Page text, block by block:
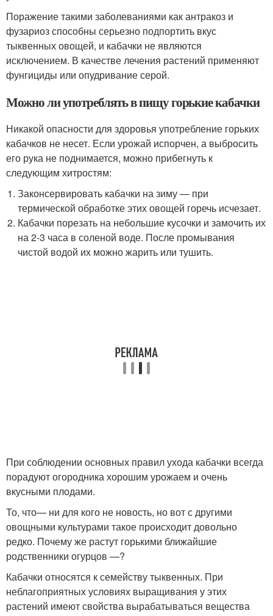
Поражение такими заболеваниями как антракоз и
фузариоз способны серьезно подпортить вкус
тыквенных овощей, и кабачки не являются
исключением. В качестве лечения растений применяют
фунгициды или опудривание серой.
Можно ли употреблять в пищу горькие кабачки
Никакой опасности для здоровья употребление горьких
кабачков не несет. Если урожай испорчен, а выбросить
его рука не поднимается, можно прибегнуть к
следующим хитростям:
Законсервировать кабачки на зиму — при
термической обработке этих овощей горечь исчезает.
Кабачки порезать на небольшие кусочки и замочить их
на 2-3 часа в соленой воде. После промывания
чистой водой их можно жарить или тушить.
При соблюдении основных правил ухода кабачки всегда
порадуют огородника хорошим урожаем и очень
вкусными плодами.
То, что— ни для кого не новость, но вот с другими
овощными культурами такое происходит довольно
редко. Почему же растут горькими ближайшие
родственники огурцов —?
Кабачки относятся к семейству тыквенных. При
неблагоприятных условиях выращивания у этих
растений имеют свойства вырабатываться вещества